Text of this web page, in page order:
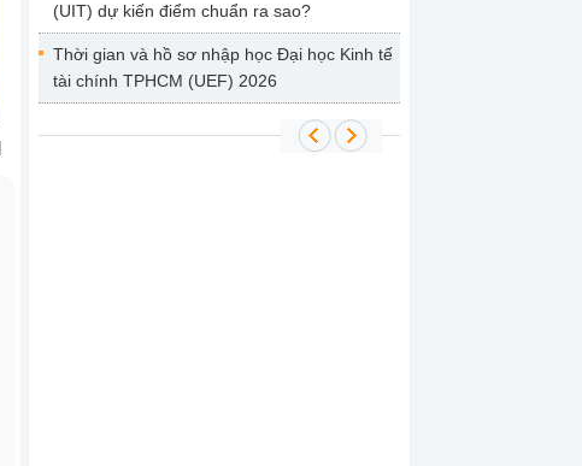
(UIT) dự kiến điểm chuẩn ra sao?
Thời gian và hồ sơ nhập học Đại học Kinh tế
tài chính TPHCM (UEF) 2026